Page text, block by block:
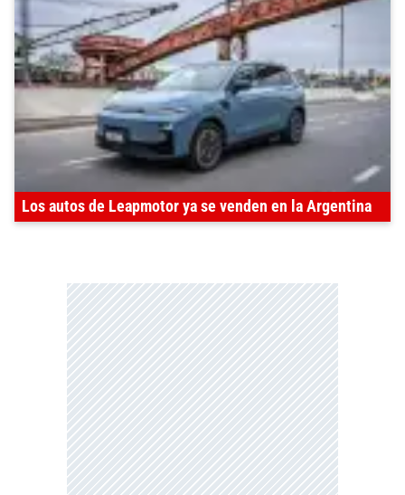
Los autos de Leapmotor ya se venden en la Argentina